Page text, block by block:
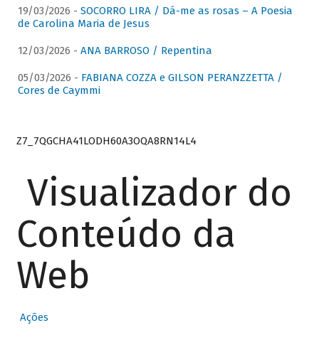
19/03/2026 - SOCORRO LIRA / Dá-me as rosas – A Poesia
de Carolina Maria de Jesus
12/03/2026 - ANA BARROSO / Repentina
05/03/2026 - FABIANA COZZA e GILSON PERANZZETTA /
Cores de Caymmi
Z7_7QGCHA41LODH60A3OQA8RN14L4
Visualizador do
Conteúdo da
Web
Ações